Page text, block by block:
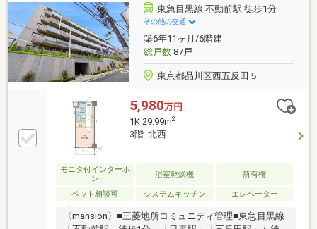
す・浄水器機能付き水栓なので美味しくて安全な水を
飲むことができます・対面キッチンでリビング全体を
伺いながらお料理できます・ＷＩＣを含む各居室収納
完備でどのお部屋もスッキリ片付きます・オートロッ
ク付きで安心のセキュリティ・新規リノベーション
東急目黒線 不動前駅 徒歩1分
その他の交通
築6年11ヶ月/6階建
総戸数87戸
東京都品川区西五反田５
5,980万円
1K 29.99m2
3階 北西
モニタ付インターホ
ン
浴室乾燥機 所有権
ペット相談可 システムキッチン エレベーター
〈mansion〉■三菱地所コミュニティ管理■東急目黒線